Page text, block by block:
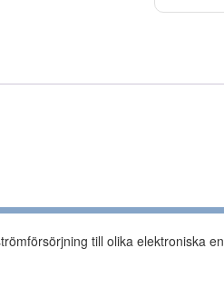
till olika elektroniska